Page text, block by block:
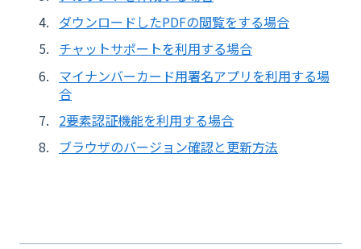
ダウンロードしたPDFの閲覧をする場合
チャットサポートを利用する場合
マイナンバーカード用署名アプリを利用する場
合
2要素認証機能を利用する場合
ブラウザのバージョン確認と更新方法